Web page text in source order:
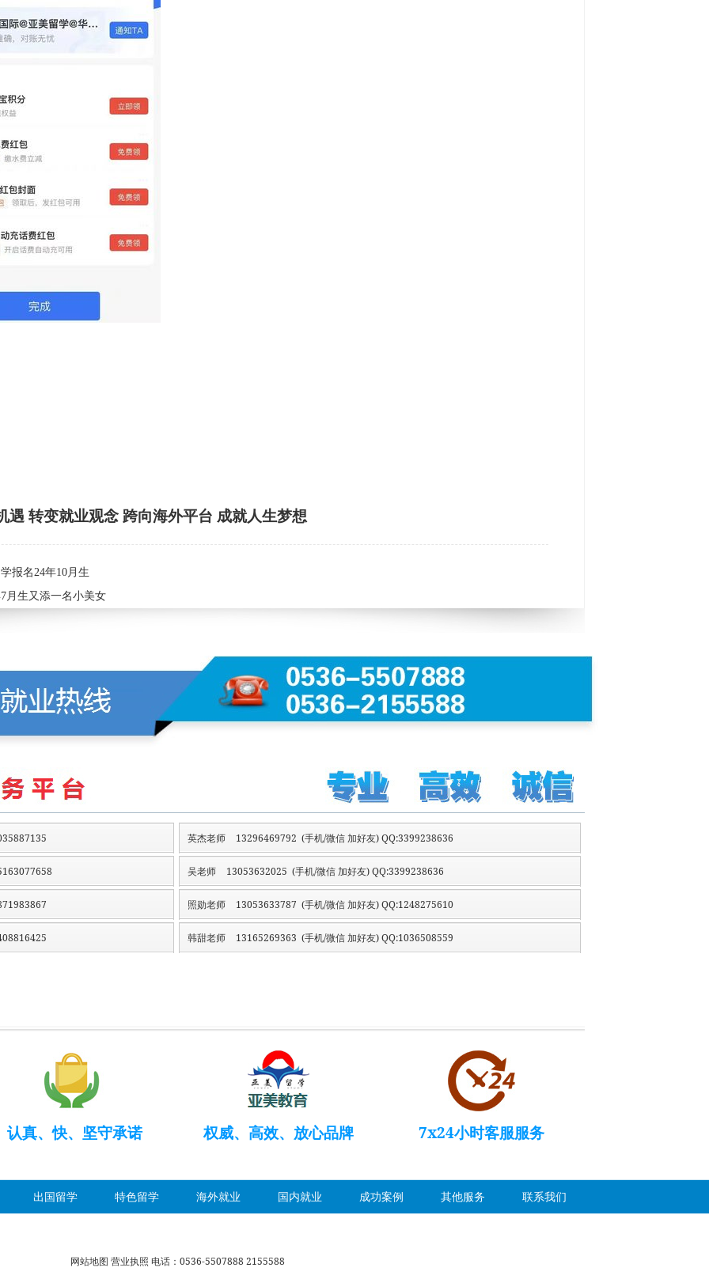
遇 转变就业观念 跨向海外平台 成就人生梦想
报名24年10月生
月生又添一名小美女
英杰老师 13296469792 (手机/微信 加好友) QQ:3399238636
吴老师 13053632025 (手机/微信 加好友) QQ:3399238636
照勋老师 13053633787 (手机/微信 加好友) QQ:1248275610
韩甜老师 13165269363 (手机/微信 加好友) QQ:1036508559
认真、快、坚守承诺 权威、高效、放心品牌 7x24小时客服服务
出国留学 特色留学 海外就业 国内就业 成功案例 其他服务 联系我们
网站地图 营业执照 电话：0536-5507888 2155588